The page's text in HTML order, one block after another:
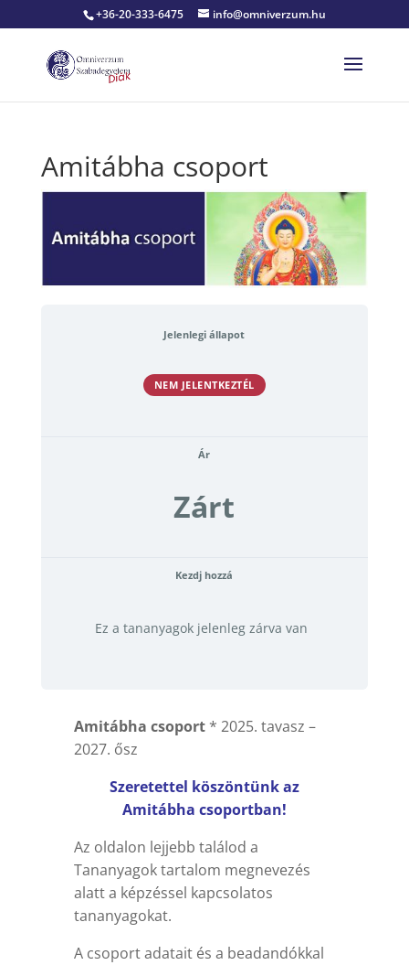
+36-20-333-6475 info@omniverzum.hu
Amitábha csoport
Jelenlegi állapot
NEM JELENTKEZTÉL
Ár
Zárt
Kezdj hozzá
Ez a tananyagok jelenleg zárva van
Amitábha csoport* 2025. tavasz –
2027. ősz
Szeretettel köszöntünk az
Amitábha csoportban!
Az oldalon lejjebb találod a
Tananyagok tartalom megnevezés
alatt a képzéssel kapcsolatos
tananyagokat.
A csoport adatait és a beadandókkal